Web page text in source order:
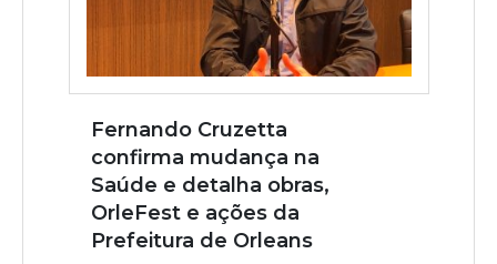
Fernando Cruzetta
confirma mudança na
Saúde e detalha obras,
OrleFest e ações da
Prefeitura de Orleans